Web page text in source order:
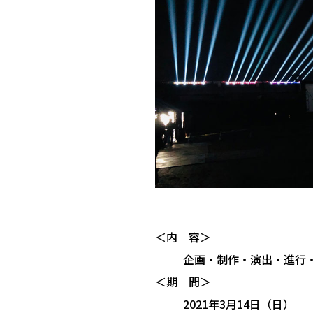
＜内 容＞
企画・制作・演出・進行
＜期 間＞
2021年3月14日（日）